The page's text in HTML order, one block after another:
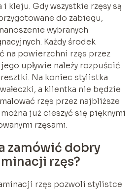
kleju. Gdy wszystkie rzęsy są
do zabiegu,
wybranych
Każdy środek
na powierzchni rzęs przez
upływie należy rozpuścić
Na koniec stylistka
a klientka nie będzie
rzęs przez najbliższe
już cieszyć się pięknymi
rzęsami.
zamówić dobry
rzęs?
rzęs pozwoli stylistce